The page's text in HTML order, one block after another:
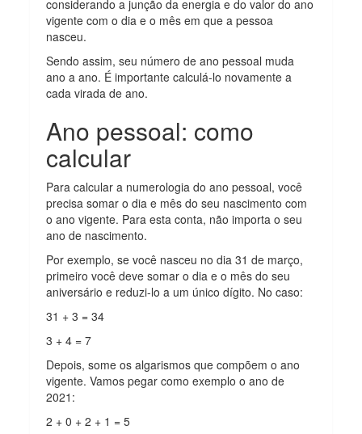
considerando a junção da energia e do valor do ano
vigente com o dia e o mês em que a pessoa
nasceu.
Sendo assim, seu número de ano pessoal muda
ano a ano. É importante calculá-lo novamente a
cada virada de ano.
Ano pessoal: como
calcular
Para calcular a numerologia do ano pessoal, você
precisa somar o dia e mês do seu nascimento com
o ano vigente. Para esta conta, não importa o seu
ano de nascimento.
Por exemplo, se você nasceu no dia 31 de março,
primeiro você deve somar o dia e o mês do seu
aniversário e reduzi-lo a um único dígito. No caso:
31 + 3 = 34
3 + 4 = 7
Depois, some os algarismos que compõem o ano
vigente. Vamos pegar como exemplo o ano de
2021:
2 + 0 + 2 + 1 = 5